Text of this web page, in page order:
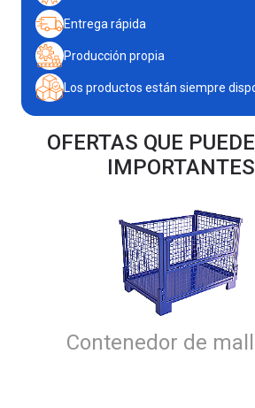
Entrega rápida
Producción propia
Los productos están siempre
OFERTAS QUE
IMPORTANTES
Contenedor de